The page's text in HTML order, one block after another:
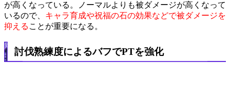
が高くなっている。ノーマルよりも被ダメージが高くなって
いるので、 キャラ育成や祝福の石の効果などで被ダメージを
抑える ことが重要になる。
討伐熟練度によるバフでPTを強化